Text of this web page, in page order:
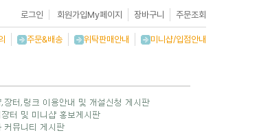
로그인 회원가입My페이지 장바구니 주문조회
주문&배송 위탁판매안내 미니샵/입점안내